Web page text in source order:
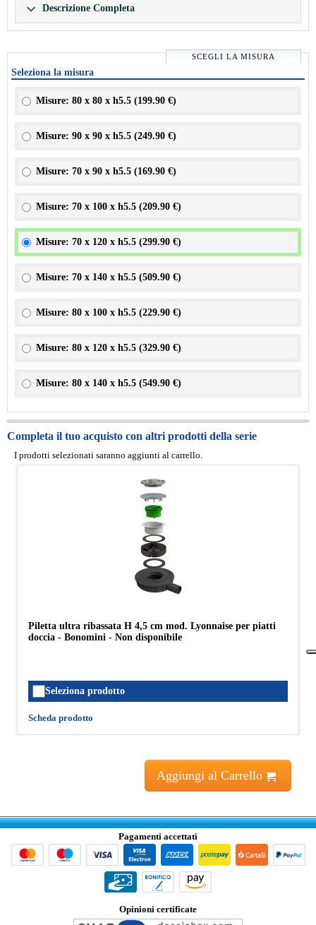
Descrizione Completa
SCEGLI LA MISURA
Seleziona la misura
Misure: 80 x 80 x h5.5 (199.90 €)
Misure: 90 x 90 x h5.5 (249.90 €)
Misure: 70 x 90 x h5.5 (169.90 €)
Misure: 70 x 100 x h5.5 (209.90 €)
Misure: 70 x 120 x h5.5 (299.90 €)
Misure: 70 x 140 x h5.5 (509.90 €)
Misure: 80 x 100 x h5.5 (229.90 €)
Misure: 80 x 120 x h5.5 (329.90 €)
Misure: 80 x 140 x h5.5 (549.90 €)
Completa il tuo acquisto con altri prodotti della serie
I prodotti selezionati saranno aggiunti al carrello.
Piletta ultra ribassata H 4,5 cm mod. Lyonnaise per piatti
doccia - Bonomini - Non disponibile
Seleziona prodotto
Scheda prodotto
Aggiungi al Carrello
Pagamenti accettati
Opinioni certificate